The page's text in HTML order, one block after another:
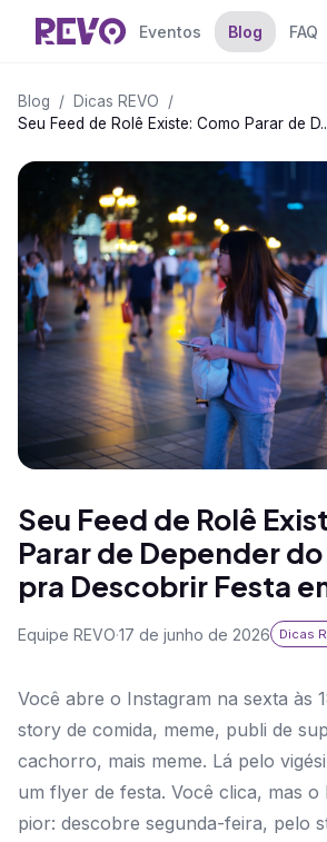
Eventos Blog FAQ
Blog / Dicas REVO
/
Seu Feed de Rolê Existe: Como Parar de
Seu Feed de Rolê
Parar de Depender
pra Descobrir Festa
Equipe REVO·17 de junho de 2026 Dicas
Você abre o Instagram na sexta às
story de comida, meme, publi de
cachorro, mais meme. Lá pelo
um flyer de festa. Você clica, mas o
pior: descobre segunda-feira, pelo